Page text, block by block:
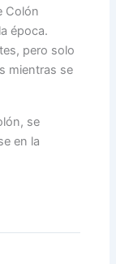
Colón
época.
pero solo
mientras se
se
en la